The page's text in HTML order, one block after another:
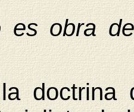
es obra
doctrina